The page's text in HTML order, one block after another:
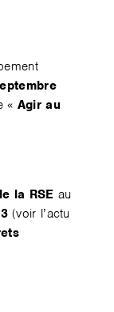
« Agir au
la RSE au
(voir l’actu